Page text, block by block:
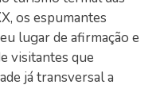
os espumantes
lugar de afirmação e
visitantes que
já transversal a